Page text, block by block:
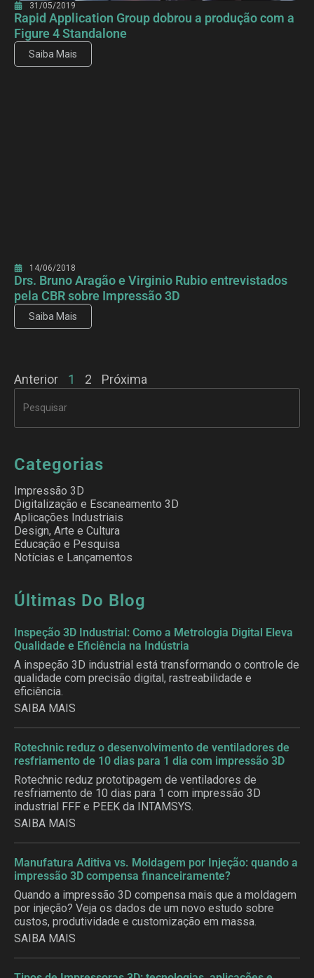
31/05/2019
Rapid Application Group dobrou a produção com a
Figure 4 Standalone
Saiba Mais
14/06/2018
Drs. Bruno Aragão e Virginio Rubio entrevistados
pela CBR sobre Impressão 3D
Saiba Mais
Anterior 1 2 Próxima
Categorias
Impressão 3D
Digitalização e Escaneamento 3D
Aplicações Industriais
Design, Arte e Cultura
Educação e Pesquisa
Notícias e Lançamentos
Últimas Do Blog
Inspeção 3D Industrial: Como a Metrologia Digital Eleva
Qualidade e Eficiência na Indústria
A inspeção 3D industrial está transformando o controle de
qualidade com precisão digital, rastreabilidade e
eficiência.
SAIBA MAIS
Rotechnic reduz o desenvolvimento de ventiladores de
resfriamento de 10 dias para 1 dia com impressão 3D
Rotechnic reduz prototipagem de ventiladores de
resfriamento de 10 dias para 1 com impressão 3D
industrial FFF e PEEK da INTAMSYS.
SAIBA MAIS
Manufatura Aditiva vs. Moldagem por Injeção: quando a
impressão 3D compensa financeiramente?
Quando a impressão 3D compensa mais que a moldagem
por injeção? Veja os dados de um novo estudo sobre
custos, produtividade e customização em massa.
SAIBA MAIS